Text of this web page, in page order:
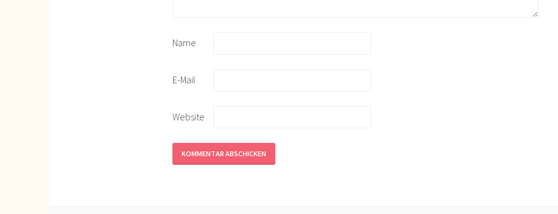
Name
E-Mail
Website